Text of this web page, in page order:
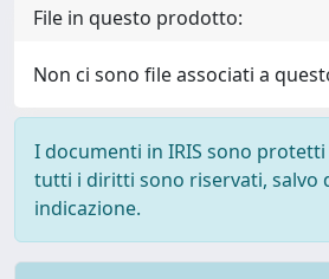
File in questo prodotto:
Non ci sono file associati a
I documenti in IRIS sono
tutti i diritti sono riservati, salvo
indicazione.